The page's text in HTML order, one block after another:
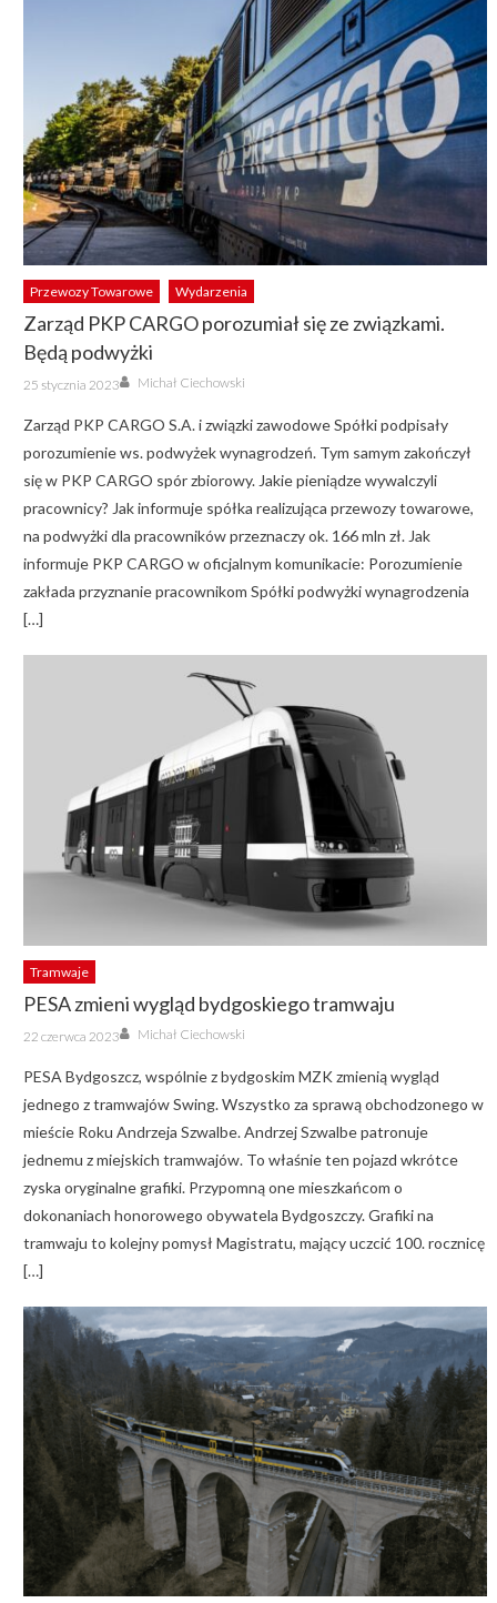
Przewozy Towarowe Wydarzenia
Zarząd PKP CARGO porozumiał się ze związkami.
Będą podwyżki
Posted
on
25 stycznia 2023 Author
Michał Ciechowski
Zarząd PKP CARGO S.A. i związki zawodowe Spółki podpisały
porozumienie ws. podwyżek wynagrodzeń. Tym samym zakończył
się w PKP CARGO spór zbiorowy. Jakie pieniądze wywalczyli
pracownicy? Jak informuje spółka realizująca przewozy towarowe,
na podwyżki dla pracowników przeznaczy ok. 166 mln zł. Jak
informuje PKP CARGO w oficjalnym komunikacie: Porozumienie
zakłada przyznanie pracownikom Spółki podwyżki wynagrodzenia
[…]
Tramwaje
PESA zmieni wygląd bydgoskiego tramwaju
Posted
on
22 czerwca 2023 Author
Michał Ciechowski
PESA Bydgoszcz, wspólnie z bydgoskim MZK zmienią wygląd
jednego z tramwajów Swing. Wszystko za sprawą obchodzonego w
mieście Roku Andrzeja Szwalbe. Andrzej Szwalbe patronuje
jednemu z miejskich tramwajów. To właśnie ten pojazd wkrótce
zyska oryginalne grafiki. Przypomną one mieszkańcom o
dokonaniach honorowego obywatela Bydgoszczy. Grafiki na
tramwaju to kolejny pomysł Magistratu, mający uczcić 100. rocznicę
[…]